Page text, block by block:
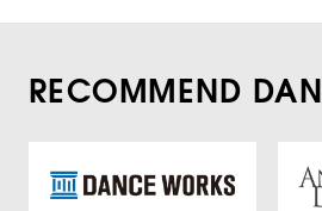
RECOMMEND